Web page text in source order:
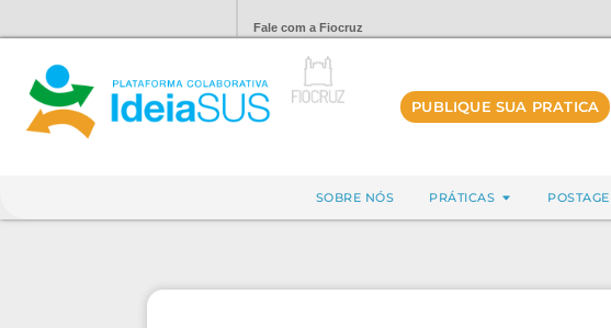
Fale com a Fiocruz
PUBLIQUE SUA PRATICA
SOBRE NÓS PRÁTICAS